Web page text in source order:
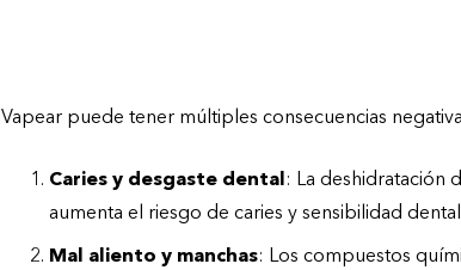
Vapear puede tener múltiples consecuencias
Caries y desgaste dental : La deshidratación
aumenta el riesgo de caries y sensibilidad
Mal aliento y manchas: Los compuestos